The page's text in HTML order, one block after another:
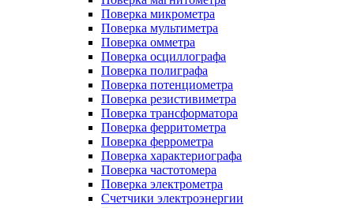
Поверка микрометра
Поверка мультиметра
Поверка омметра
Поверка осциллографа
Поверка полиграфа
Поверка потенциометра
Поверка резистивиметра
Поверка трансформатора
Поверка ферритометра
Поверка феррометра
Поверка характериографа
Поверка частотомера
Поверка электрометра
Счетчики электроэнергии